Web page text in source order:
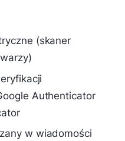
(skaner
Authenticator
w wiadomości